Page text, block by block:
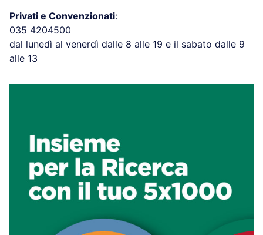
Privati e Convenzionati:
035 4204500
dal lunedì al venerdì dalle 8 alle 19 e il sabato dalle 9
alle 13